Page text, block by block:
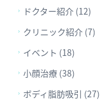
ドクター紹介 (12)
クリニック紹介 (7)
イベント (18)
小顔治療 (38)
ボディ脂肪吸引 (27)